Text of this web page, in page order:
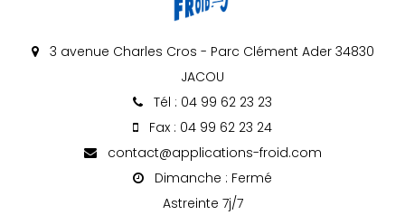
3 avenue Charles Cros - Parc Clément Ader 34830
JACOU
Tél : 04 99 62 23 23
Fax : 04 99 62 23 24
contact@applications-froid.com
Dimanche : Fermé
Astreinte 7j/7